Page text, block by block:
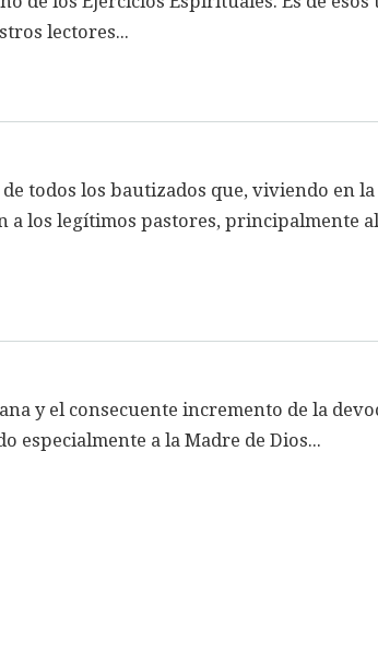
lectores...
todos los bautizados que, viviendo en
a los legítimos pastores, principalmente
y el consecuente incremento de la
especialmente a la Madre de Dios...